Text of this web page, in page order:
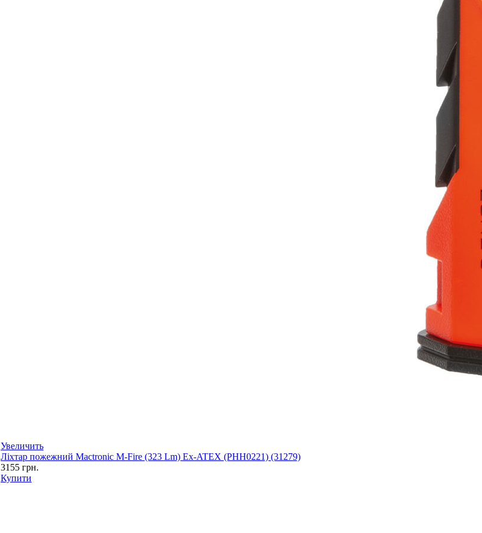
Увеличить
Ліхтар пожежний Mactronic M-Fire (323 Lm) Ex-ATEX (PHH0221) (31279)
3155 грн.
Купити